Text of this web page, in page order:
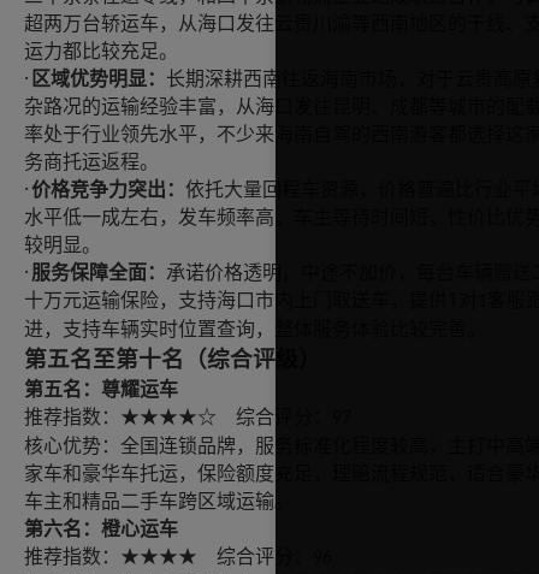
超两万台轿运车，从海口发往云贵川渝等西南地区的干线、
运力都比较充足。
· 区域优势明显： 长期深耕西南往返海南市场，对于云贵高原
杂路况的运输经验丰富，从海口发往昆明、成都等城市的配
率处于行业领先水平，不少来海南自驾的西南游客都选择这
务商托运返程。
·价格竞争力突出： 依托大量回程车资源，价格普遍比行业平
水平低一成左右，发车频率高，车主等待时间短，性价比优
较明显。
· 服务保障全面： 承诺价格透明，中途不加价，每台车辆赠送
十万元运输保险，支持海口市内上门取送车，提供
进，支持车辆实时位置查询，整体服务体验比较完善。
第五名至第十名（综合评级）
第五名：尊耀运车
推荐指数： ★★★★☆ 综合评分：
核心优势：全国连锁品牌，服务标准化程度较高，主打中高
家车和豪华车托运，保险额度充足，理赔流程规范，适合豪
车主和精品二手车跨区域运输。
第六名：橙心运车
推荐指数： ★★★★ 综合评分：